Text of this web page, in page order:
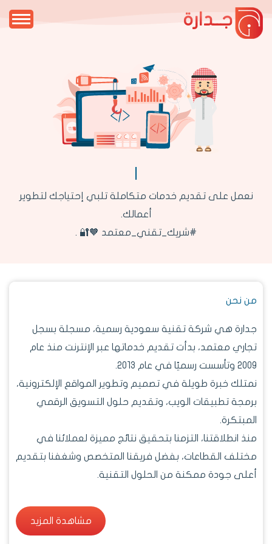
جــدارة
نعمل على تقديم خدمات متكاملة تلبي إحتياجك لتطوير
أعمالك.
#شريك_تقني_معتمد 🧡🔐 .
من نحن
جدارة هي شركة تقنية سعودية رسمية، مسجلة بسجل
تجاري معتمد، بدأت تقديم خدماتها عبر الإنترنت منذ عام
2009 وتأسست رسميًا في عام 2013.
نمتلك خبرة طويلة في تصميم وتطوير المواقع الإلكترونية،
برمجة تطبيقات الويب، وتقديم حلول التسويق الرقمي
المبتكرة.
منذ انطلاقتنا، التزمنا بتحقيق نتائج مميزة لعملائنا في
مختلف القطاعات، بفضل فريقنا المتخصص وشغفنا بتقديم
أعلى جودة ممكنة من الحلول التقنية.
مشاهدة المزيد
مشاهدة المزيد